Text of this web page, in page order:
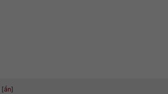
[ẩn]